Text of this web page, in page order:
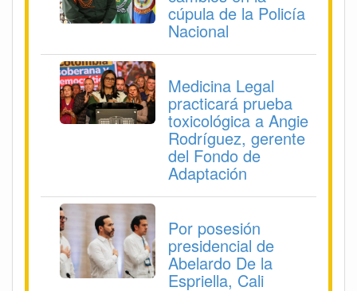
cúpula de la Policía
Nacional
Medicina Legal
practicará prueba
toxicológica a Angie
Rodríguez, gerente
del Fondo de
Adaptación
Por posesión
presidencial de
Abelardo De la
Espriella, Cali